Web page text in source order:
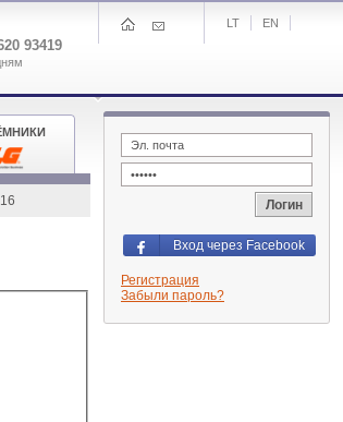
93419
LT EN
Логин
Вход через Facebook
Регистрация
Забыли пароль?